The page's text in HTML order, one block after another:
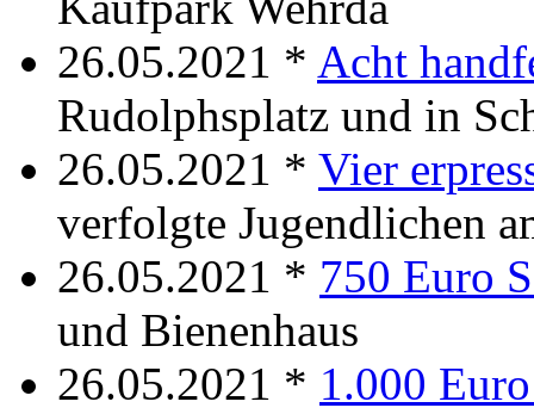
26.05.2021 * Acht
Rudolphsplatz und in
26.05.2021 * Vier
verfolgte Jugendlichen
26.05.2021 * 750 Euro
und Bienenhaus
26.05.2021 * 1.000